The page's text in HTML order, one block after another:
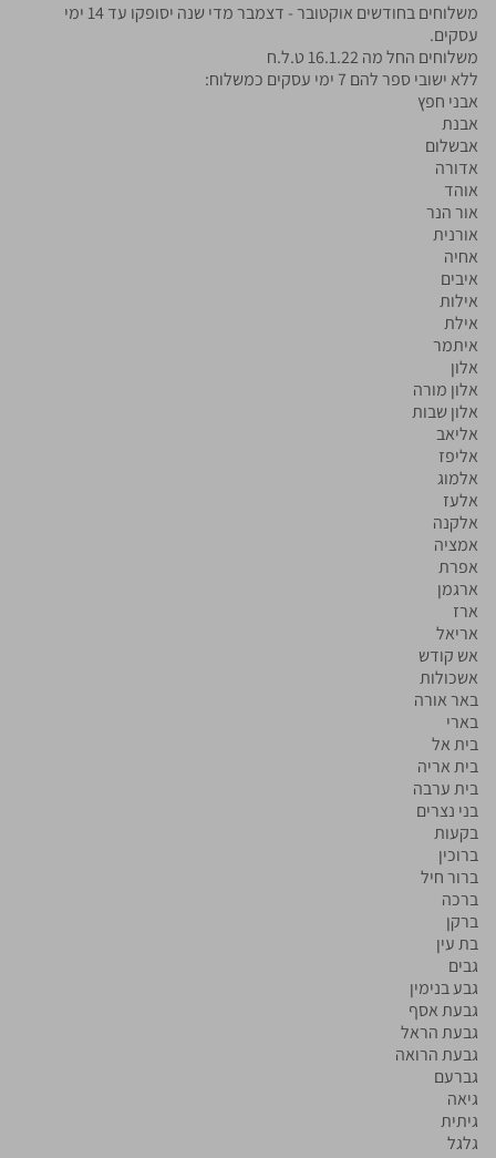
משלוחים בחודשים אוקטובר - דצמבר מדי שנה יסופקו עד 14 ימי
עסקים.
משלוחים החל מה 16.1.22 ט.ל.ח
ללא ישובי ספר להם 7 ימי עסקים כמשלוח:
אבני חפץ
אבנת
אבשלום
אדורה
אוהד
אור הנר
אורנית
אחיה
איבים
אילות
אילת
איתמר
אלון
אלון מורה
אלון שבות
אליאב
אליפז
אלמוג
אלעז
אלקנה
אמציה
אפרת
ארגמן
ארז
אריאל
אש קודש
אשכולות
באר אורה
בארי
בית אל
בית אריה
בית ערבה
בני נצרים
בקעות
ברוכין
ברור חיל
ברכה
ברקן
בת עין
גבים
גבע בנימין
גבעת אסף
גבעת הראל
גבעת הרואה
גברעם
גיאה
גיתית
גלגל